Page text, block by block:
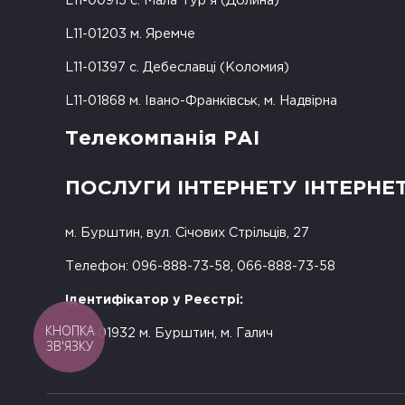
L11-01203 м. Яремче
L11-01397 с. Дебеславці (Коломия)
L11-01868 м. Івано-Франківськ, м. Надвірна
Телекомпанія РАІ
ПОСЛУГИ ІНТЕРНЕТУ
м. Бурштин, вул. Січових Стрільців, 27
Телефон: 096-888-73-58, 066-888-73-58
Ідентифікатор у Реєстрі:
R50-01932 м. Бурштин, м. Галич
КНОПКА
ЗВ'ЯЗКУ